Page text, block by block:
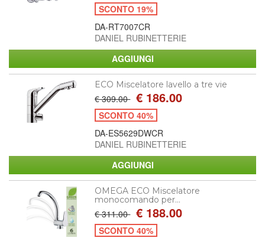
SCONTO 19%
DA-RT7007CR
DANIEL RUBINETTERIE
ECO Miscelatore lavello a tre vie
€ 309.00 € 186.00
SCONTO 40%
DA-ES5629DWCR
DANIEL RUBINETTERIE
OMEGA ECO Miscelatore
monocomando per...
€ 311.00 € 188.00
SCONTO 40%